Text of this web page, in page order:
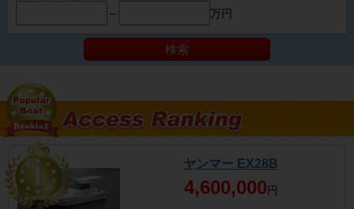
～
万円
検索
ヤンマー EX28B
4,600,000 円